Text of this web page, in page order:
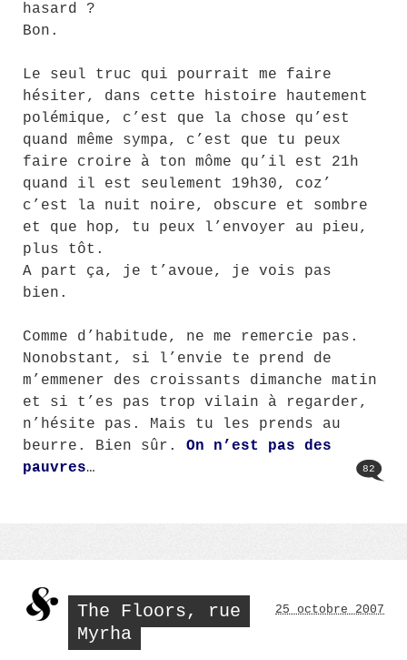
hasard ?
Bon.
Le seul truc qui pourrait me faire
hésiter, dans cette histoire hautement
polémique, c’est que la chose qu’est
quand même sympa, c’est que tu peux
faire croire à ton môme qu’il est 21h
quand il est seulement 19h30, coz’
c’est la nuit noire, obscure et sombre
et que hop, tu peux l’envoyer au pieu,
plus tôt.
A part ça, je t’avoue, je vois pas
bien.
Comme d’habitude, ne me remercie pas.
Nonobstant, si l’envie te prend de
m’emmener des croissants dimanche matin
et si t’es pas trop vilain à regarder,
n’hésite pas. Mais tu les prends au
beurre. Bien sûr. On n’est pas des
pauvres… 82
The Floors, rue
Myrha
25 octobre 2007